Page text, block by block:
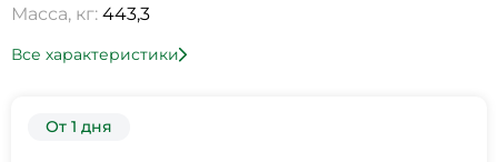
Масса, кг: 443,3
Все характеристики
От 1 дня